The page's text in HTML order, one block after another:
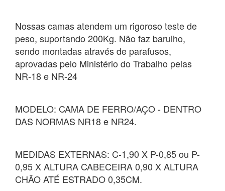
Nossas camas atendem um rigoroso teste de
peso, suportando 200Kg. Não faz barulho,
sendo montadas através de parafusos,
aprovadas pelo Ministério do Trabalho pelas
NR-18 e NR-24
MODELO: CAMA DE FERRO/AÇO - DENTRO
DAS NORMAS NR18 e NR24.
MEDIDAS EXTERNAS: C-1,90 X P-0,85 ou P-
0,95 X ALTURA CABECEIRA 0,90 X ALTURA
CHÃO ATÉ ESTRADO 0,35CM.